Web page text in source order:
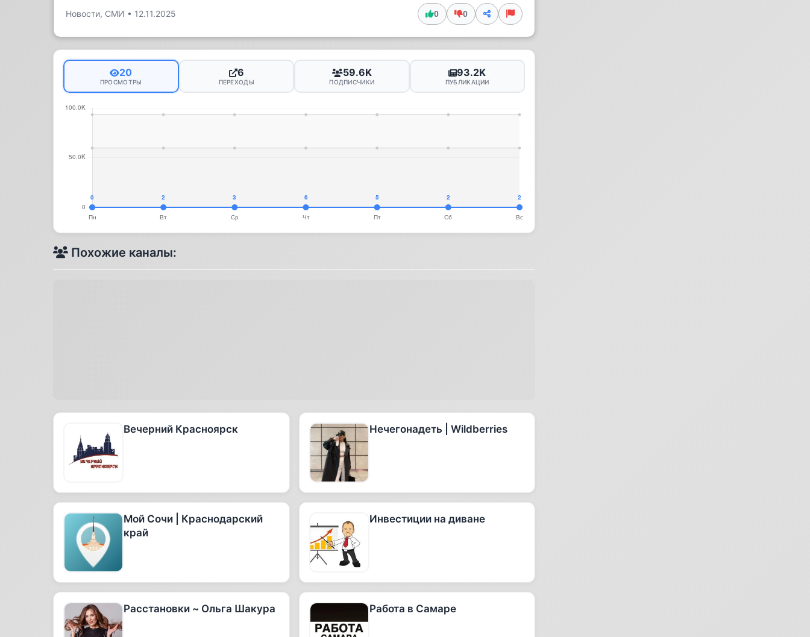
Новости, СМИ • 12.11.2025 0 0
20
ПРОСМОТРЫ
6
ПЕРЕХОДЫ
59.6K
ПОДПИСЧИКИ
93.2K
ПУБЛИКАЦИИ
Похожие каналы:
Вечерний Красноярск Нечегонадеть | Wildberries
Мой Сочи | Краснодарский
край
Инвестиции на диване
Расстановки ~ Ольга Шакура Работа в Самаре